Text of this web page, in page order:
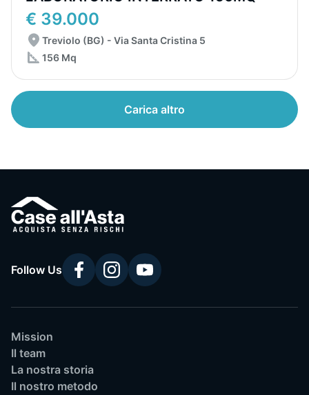
€ 39.000
Treviolo (BG) - Via Santa Cristina 5
156 Mq
Carica altro
Follow Us
Mission
Il team
La nostra storia
Il nostro metodo